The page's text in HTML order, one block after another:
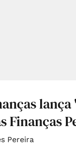
lança
Finanças
Pereira